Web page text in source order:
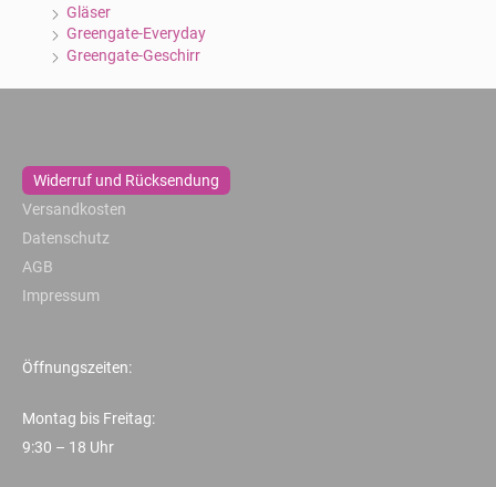
Gläser
Greengate-Everyday
Greengate-Geschirr
Widerruf und Rücksendung
Versandkosten
Datenschutz
AGB
Impressum
Öffnungszeiten:
Montag bis Freitag:
9:30 – 18 Uhr